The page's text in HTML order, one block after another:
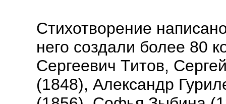
Стихотворение
него создали более 80
Сергеевич Титов,
(1848), Александр